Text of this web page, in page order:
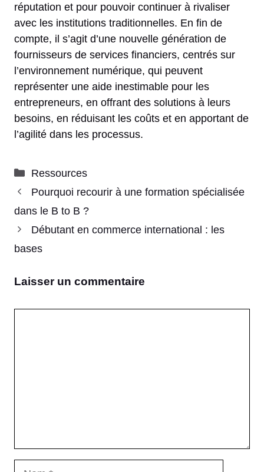
réputation et pour pouvoir continuer à rivaliser
avec les institutions traditionnelles. En fin de
compte, il s’agit d’une nouvelle génération de
fournisseurs de services financiers, centrés sur
l’environnement numérique, qui peuvent
représenter une aide inestimable pour les
entrepreneurs, en offrant des solutions à leurs
besoins, en réduisant les coûts et en apportant de
l’agilité dans les processus.
Catégories
Ressources
Pourquoi recourir à une formation spécialisée
dans le B to B ?
Débutant en commerce international : les
bases
Laisser un commentaire